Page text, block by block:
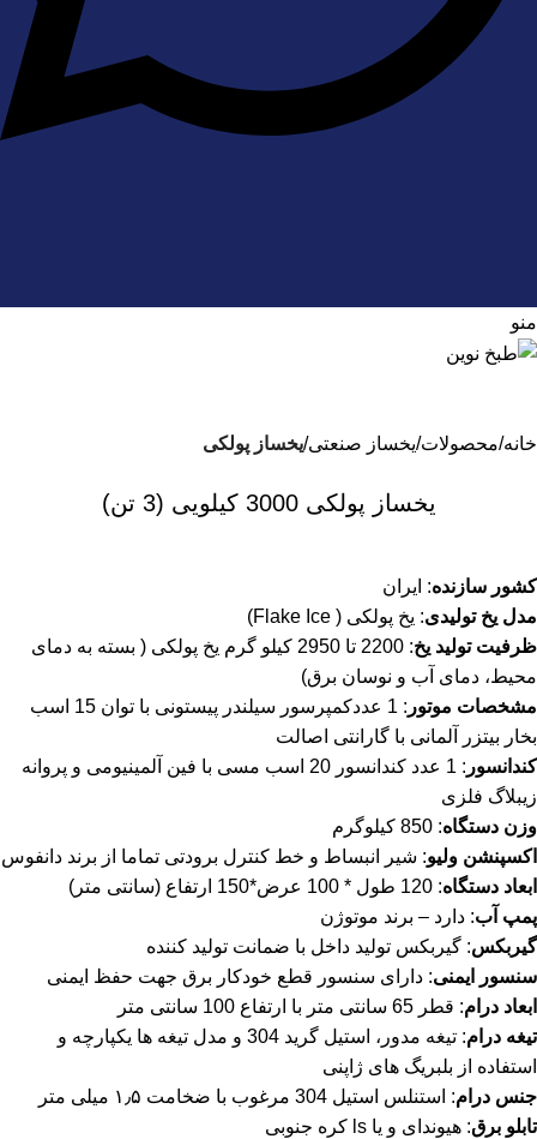
منو
خانه محصولات یخساز صنعتی یخساز پولکی
یخساز پولکی 3000 کیلویی (3 تن)
کشور سازنده: ایران
مدل یخ تولیدی: یخ پولکی ( Flake Ice)
ظرفیت تولید یخ
: 2200 تا 2950 کیلو گرم یخ پولکی ( بسته به دمای
محیط، دمای آب و نوسان برق)
مشخصات موتور
: 1 عددکمپرسور سیلندر پیستونی با توان 15 اسب
بخار بیتزر آلمانی با گارانتی اصالت
کندانسور
: 1 عدد کندانسور 20 اسب مسی با فین آلمینیومی و پروانه
زیبلاگ فلزی
وزن دستگاه: 850 کیلوگرم
اکسپنشن ولیو: شیر انبساط و خط کنترل برودتی تماما از برند دانفوس
ابعاد دستگاه: 120 طول * 100 عرض*150 ارتفاع (سانتی متر)
پمپ آب: دارد – برند موتوژن
گیربکس: گیربکس تولید داخل با ضمانت تولید کننده
سنسور ایمنی: دارای سنسور قطع خودکار برق جهت حفظ ایمنی
ابعاد درام: قطر 65 سانتی متر با ارتفاع 100 سانتی متر
تیغه درام
: تیغه مدور، استیل گرید 304 و مدل تیغه ها یکپارچه و
استفاده از بلبریگ های ژاپنی
جنس درام: استنلس استیل 304 مرغوب با ضخامت ۱٫۵ میلی متر
تابلو برق: هیوندای و یا ls کره جنوبی